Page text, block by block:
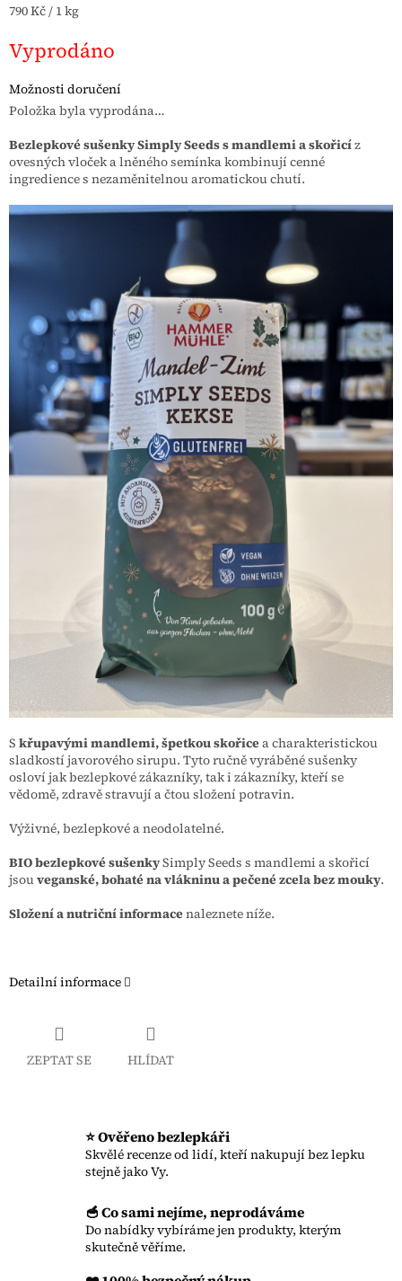
Měrná cena:
790 Kč / 1 kg
Vyprodáno
Možnosti doručení
Položka byla vyprodána…
Bezlepkové sušenky Simply Seeds s mandlemi a skořicíz
ovesných vloček a lněného semínka kombinují cenné
ingredience s nezaměnitelnou aromatickou chutí.
S křupavými mandlemi, špetkou skořicea charakteristickou
sladkostí javorového sirupu. Tyto ručně vyráběné sušenky
osloví jak bezlepkové zákazníky, tak i zákazníky, kteří se
vědomě, zdravě stravují a čtou složení potravin.
Výživné, bezlepkové a neodolatelné.
BIO bezlepkové sušenkySimply Seeds s mandlemi a skořicí
jsouveganské, bohaté na vlákninu a pečené zcela bez mouky.
Složení a nutriční informacenaleznete níže.
Detailní informace
ZEPTAT SE HLÍDAT
⭐ Ověřeno bezlepkáři
Skvělé recenze od lidí, kteří nakupují bez lepku
stejně jako Vy.
🥣 Co sami nejíme, neprodáváme
Do nabídky vybíráme jen produkty, kterým
skutečně věříme.